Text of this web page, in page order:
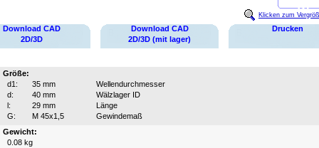
Klicken zum
Download CAD
2D/3D
Download CAD
2D/3D (mit lager)
Drucken
Größe:
d1:
35 mm
Wellendurchmesser
d:
40 mm
Wälzlager ID
l:
29 mm
Länge
G:
M 45x1,5
Gewindemaß
Gewicht:
0.08 kg